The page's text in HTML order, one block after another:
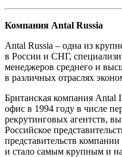
Компания Antal Russia
Antal Russia – одна из
в России и СНГ,
менеджеров среднего и
в различных отраслях
Британская компания Antal
офис в 1994 году в числе
рекрутинговых агентств,
Российское
представительств
и стало самым крупным и